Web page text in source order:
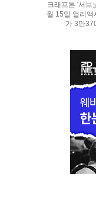
크래프톤 '서브
월 15일 얼리액
가 3만